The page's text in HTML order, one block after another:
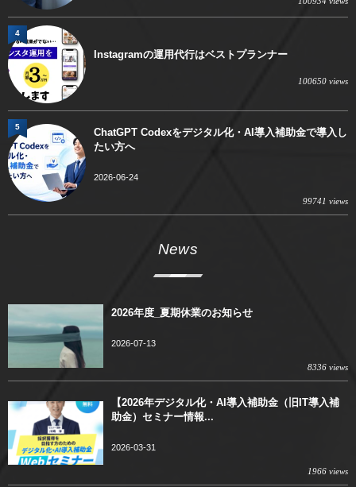
Instagramの運用代行はベストプランナー
100650 views
4
ChatGPT Codexをデジタル化・AI導入補助金で導入し
たい方へ
2026-06-24
99741 views
5
News
2026年度_夏期休業のお知らせ
2026-07-13
8336 views
【2026年デジタル化・AI導入補助金（旧IT導入補
助金）セミナー情報...
2026-03-31
1966 views